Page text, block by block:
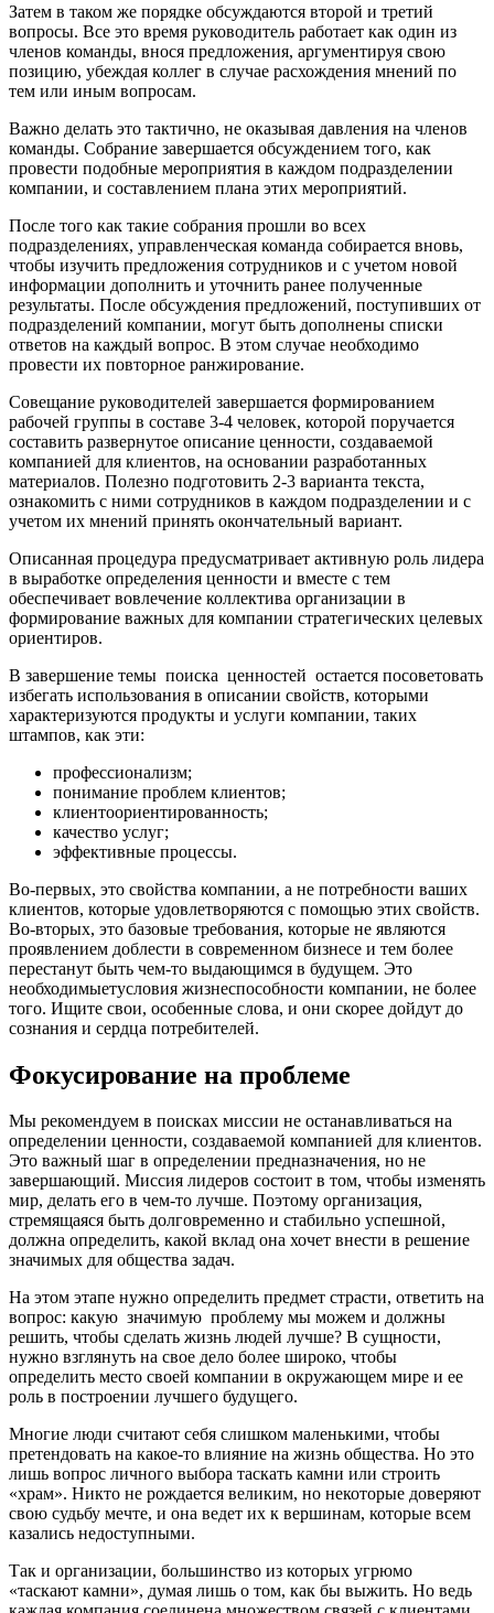
Затем в таком же порядке обсуждаются второй и третий
вопросы. Все это время руководитель работает как один из
членов команды, внося предложения, аргументируя свою
позицию, убеждая коллег в случае расхождения мнений по
тем или иным вопросам.
Важно делать это тактично, не оказывая давления на членов
команды. Собрание завершается обсуждением того, как
провести подобные мероприятия в каждом подразделении
компании, и составлением плана этих мероприятий.
После того как такие собрания прошли во всех
подразделениях, управленческая команда собирается вновь,
чтобы изучить предложения сотрудников и с учетом новой
информации дополнить и уточнить ранее полученные
результаты. После обсуждения предложений, поступивших от
подразделений компании, могут быть дополнены списки
ответов на каждый вопрос. В этом случае необходимо
провести их повторное ранжирование.
Совещание руководителей завершается формированием
рабочей группы в составе 3-4 человек, которой поручается
составить развернутое описание ценности, создаваемой
компанией для клиентов, на основании разработанных
материалов. Полезно подготовить 2-3 варианта текста,
ознакомить с ними сотрудников в каждом подразделении и с
учетом их мнений принять окончательный вариант.
Описанная процедура предусматривает активную роль лидера
в выработке определения ценности и вместе с тем
обеспечивает вовлечение коллектива организации в
формирование важных для компании стратегических целевых
ориентиров.
В завершение темы поиска ценностей остается посоветовать
избегать использования в описании свойств, которыми
характеризуются продукты и услуги компании, таких
штампов, как эти:
профессионализм;
понимание проблем клиентов;
клиентоориентированность;
качество услуг;
эффективные процессы.
Во-первых, это свойства компании, а не потребности ваших
клиентов, которые удовлетворяются с помощью этих свойств.
Во-вторых, это базовые требования, которые не являются
проявлением доблести в современном бизнесе и тем более
перестанут быть чем-то выдающимся в будущем. Это
необходимыетусловия жизнеспособности компании, не более
того. Ищите свои, особенные слова, и они скорее дойдут до
сознания и сердца потребителей.
Фокусирование на проблеме
Мы рекомендуем в поисках миссии не останавливаться на
определении ценности, создаваемой компанией для клиентов.
Это важный шаг в определении предназначения, но не
завершающий. Миссия лидеров состоит в том, чтобы изменять
мир, делать его в чем-то лучше. Поэтому организация,
стремящаяся быть долговременно и стабильно успешной,
должна определить, какой вклад она хочет внести в решение
значимых для общества задач.
На этом этапе нужно определить предмет страсти, ответить на
вопрос: какую значимую проблему мы можем и должны
решить, чтобы сделать жизнь людей лучше? В сущности,
нужно взглянуть на свое дело более широко, чтобы
определить место своей компании в окружающем мире и ее
роль в построении лучшего будущего.
Многие люди считают себя слишком маленькими, чтобы
претендовать на какое-то влияние на жизнь общества. Но это
лишь вопрос личного выбора таскать камни или строить
«храм». Никто не рождается великим, но некоторые доверяют
свою судьбу мечте, и она ведет их к вершинам, которые всем
казались недоступными.
Так и организации, большинство из которых угрюмо
«таскают камни», думая лишь о том, как бы выжить. Но ведь